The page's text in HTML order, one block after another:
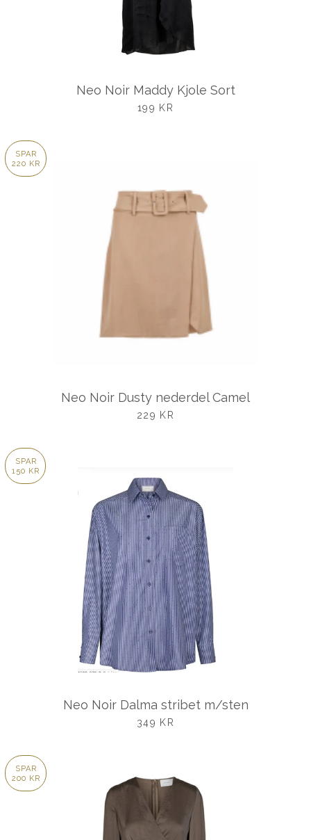
Neo Noir Maddy Kjole Sort
UDSALGSPRIS
199 KR
SPAR
220 KR
Neo Noir Dusty nederdel Camel
UDSALGSPRIS
229 KR
SPAR
150 KR
Neo Noir Dalma stribet m/sten
UDSALGSPRIS
349 KR
SPAR
200 KR